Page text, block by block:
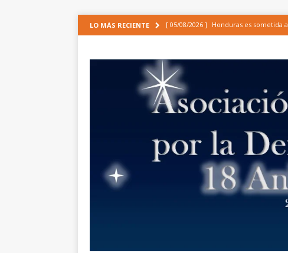
LO MÁS RECIENTE [ 05/08/2026 ] Honduras es sometida
[ 30/06/2026 ] Análisis de la
de incidencia de las organizaciones
EPU[1] NOTICIAS
APROBACIÓN
INTEGRAL, LA MODERNIZACIÓN Y LA
[ 24/01/2025 ] Comunicado de la AJD
COMUNICADOS